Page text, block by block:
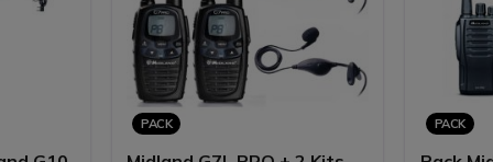
PACK PACK